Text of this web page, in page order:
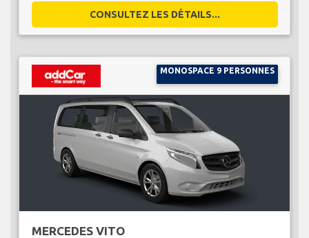
CONSULTEZ LES DÉTAILS...
MONOSPACE 9 PERSONNES
MERCEDES VITO